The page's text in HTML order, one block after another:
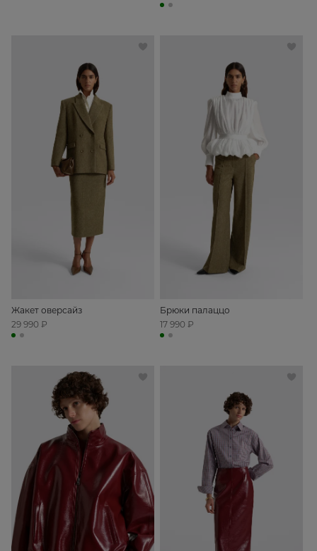
Жакет оверсайз
29 990 ₽
Брюки палаццо
17 990 ₽